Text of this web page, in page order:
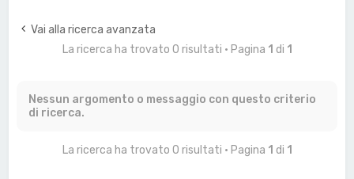
Vai alla ricerca avanzata
La ricerca ha trovato 0 risultati • Pagina 1 di 1
Nessun argomento o messaggio con questo criterio
di ricerca.
La ricerca ha trovato 0 risultati • Pagina 1 di 1